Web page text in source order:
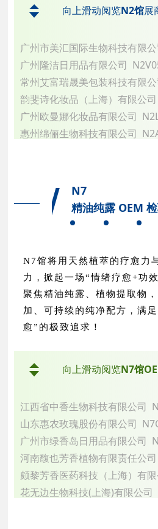
郑州依莱恩生物科技有限公司
上海和生化妆品有限公司
Naturalps Sàrl N1N03
广州市玫迎蓉化妆品有限公
嘉禾永顺化妆品（上海）有限责
义乌市菲米化妆品有限公司
苏州蓓希颜科技有限公司
广州市银脉玻璃制品有限公司
上海康美国际生化有限公司
高莎科技（苏州）有限公司
余姚市瑞辉塑业有限公司
海南光宇生物科技有限公司
余姚市孟鸿塑业有限公司
广州艾希美化妆品有限公司
宁波市添美包装有限公司
广州绿芳洲实业有限公司
上海旌澜实业有限公司
江门敬记塑胶厂有限公司
上海东晟源日化有限公司
广州悦瑞化妆品有限公司
天津尚美化妆品有限公司
余姚纳美化妆品包装用品有限
向上滑动阅览N2馆展
广州市美汇国际生物科技有限
广州隆洁日用品有限公司
常州艾富瑞晟美包装科技有限
韵斐诗化妆品（上海）有限公
广州欧曼娜化妆品有限公司
惠州绵俪生物科技有限公司
汕头市桓艺塑料机械有限公司
广州伊尔美生物科技有限公司
江西恒诚天然香料油有限公司
深圳市通产丽星科技集团有限
希肤科技（上海）有限公司
科丽思化妆品（上海）有限公
广州市脸谱无纺制品有限公
清远市立道精细化工有限公司
上海致新生物科技有限公司
上海阳兰生物科技有限公司
中山市多米丽生物科技有限公
广州市莲娜姬化妆品有限公司
天津施文化妆品有限公司
浙江雅露生物科技有限公司
上海市天乐日化厂 N2G05
N7
精油纯露 OEM
N7馆将用天然植萃的疗愈力
力，掀起一场“情绪疗愈+功
聚焦精油纯露、植物提取物
加、可持续的纯净配方，满
愈”的极致追求！
向上滑动阅览N7馆
江西省中香生物科技有限公司
山东惠农玫瑰股份有限公司
广州市绿香岛日用品有限公司
河南馥也芳香植物有限责任公
颇黎芳香医药科技（上海）有
花无边生物科技(上海)有限公